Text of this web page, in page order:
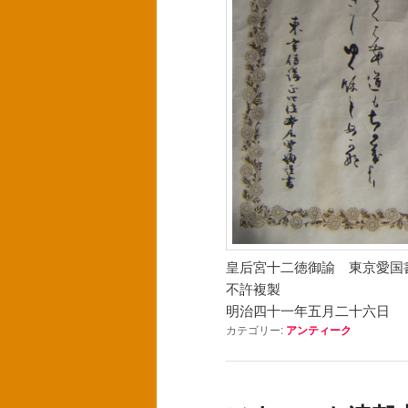
皇后宮十二徳御諭 東京愛国
不許複製
明治四十一年五月二十六日
カテゴリー: アンティーク